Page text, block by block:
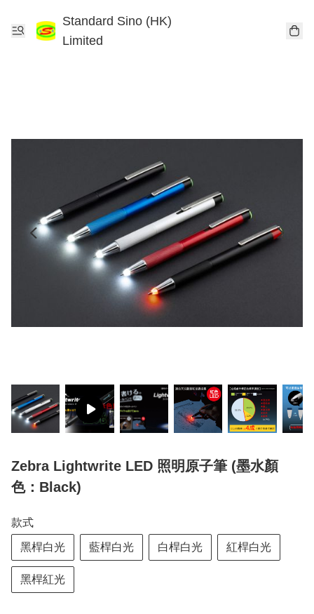
Standard Sino (HK)
Limited
Zebra Lightwrite LED 照明原子筆 (墨水顏
色：Black)
款式
黑桿白光 藍桿白光 白桿白光 紅桿白光
黑桿紅光